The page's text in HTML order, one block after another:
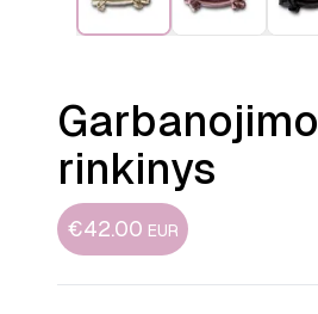
Garbanojimo
rinkinys
€42.00 EUR